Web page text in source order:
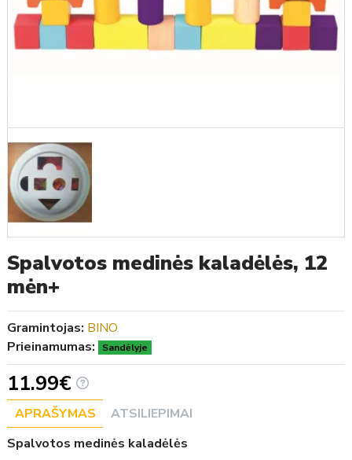
Spalvotos medinės kaladėlės, 12
mėn+
Gramintojas: BINO
Prieinamumas:
Sandėlyje
11.99€
APRAŠYMAS
ATSILIEPIMAI
Spalvotos medinės kaladėlės